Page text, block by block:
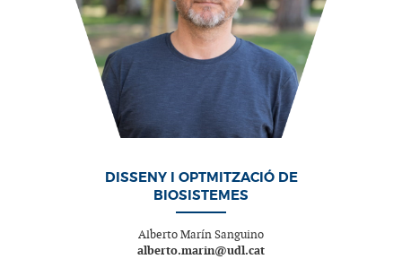
DISSENY I OPTMITZACIÓ DE
BIOSISTEMES
Alberto Marín Sanguino
alberto.marin@udl.cat